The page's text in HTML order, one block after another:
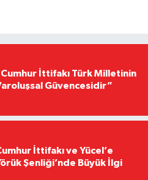
İttifakı Türk Milletinin
Güvencesidir”
İttifakı ve Yücel’e
Şenliği’nde Büyük İlgi